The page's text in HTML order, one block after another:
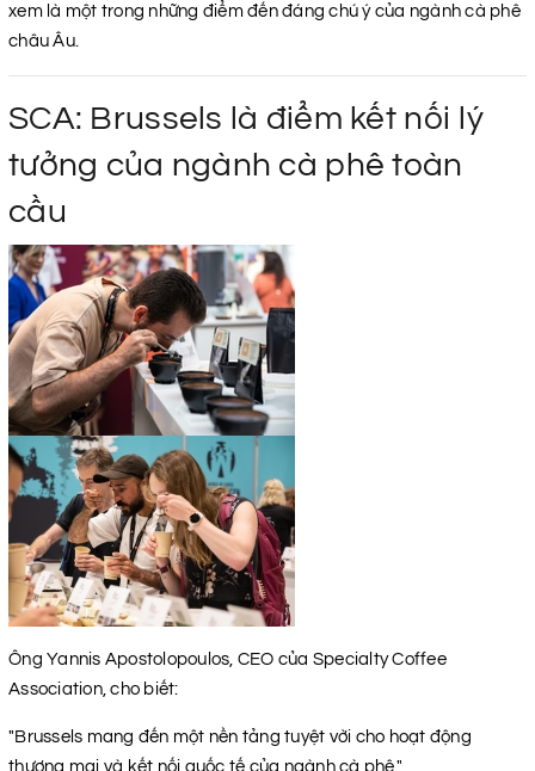
xem là một trong những điểm đến đáng chú ý của ngành cà phê
châu Âu.
SCA: Brussels là điểm kết nối lý
tưởng của ngành cà phê toàn
cầu
Ông Yannis Apostolopoulos, CEO của Specialty Coffee
Association, cho biết:
"Brussels mang đến một nền tảng tuyệt vời cho hoạt động
thương mại và kết nối quốc tế của ngành cà phê."